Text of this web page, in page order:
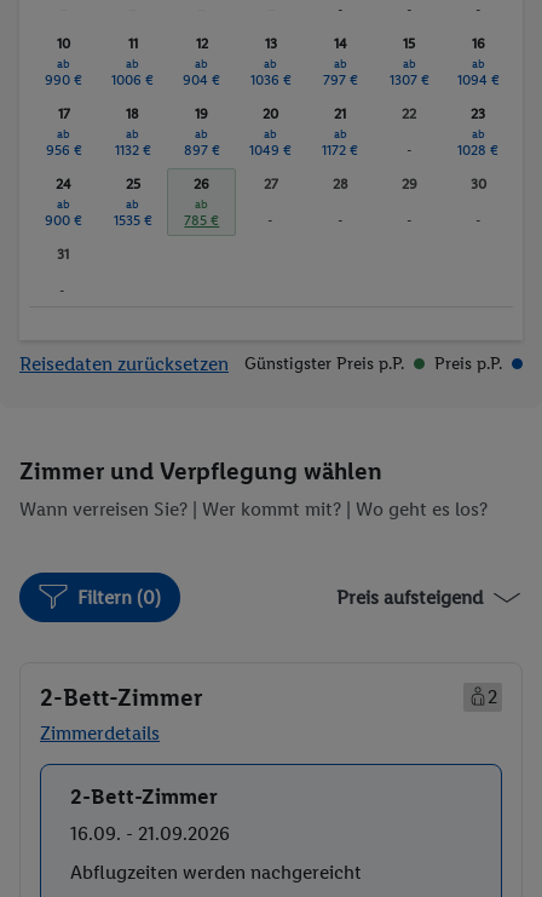
- -
-
10
ab
990 €
11
ab
1006 €
12
ab
904 €
13
ab
1036 €
14
ab
797 €
15
ab
1307 €
16
ab
1094 €
17
ab
956 €
18
ab
1132 €
19
ab
897 €
20
ab
1049 €
21
ab
1172 €
22
-
23
ab
1028 €
24
ab
900 €
25
ab
1535 €
26
ab
785 €
27
-
28
-
29
-
30
-
31
-
Reisedaten zurücksetzen Günstigster Preis p.P. Preis p.P.
Zimmer und Verpflegung wählen
Wann verreisen Sie? | Wer kommt mit? | Wo geht es los?
Filtern (0) Preis aufsteigend
2-Bett-Zimmer
2
Zimmerdetails
Buchen
2-Bett-Zimmer
16.09. - 21.09.2026
Abflugzeiten werden nachgereicht